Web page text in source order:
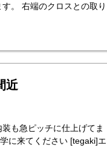
。 右端のクロスとの取り
近
も急ピッチに仕上げてま
に来てください [tegaki]エ